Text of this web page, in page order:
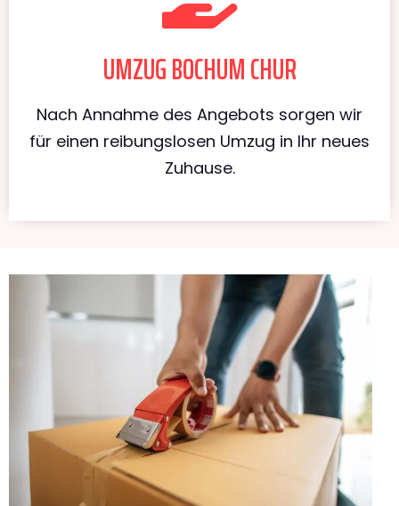
UMZUG BOCHUM CHUR
Nach Annahme des Angebots sorgen wir
für einen reibungslosen Umzug in Ihr neues
Zuhause.